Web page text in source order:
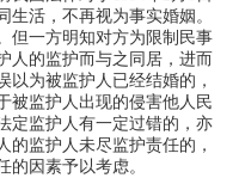
生活，不再视为事实婚姻。
但一方明知对方为限制民事
人的监护而与之同居，进而
以为被监护人已经结婚的，
被监护人出现的侵害他人民
定监护人有一定过错的，亦
的监护人未尽监护责任的，
的因素予以考虑。